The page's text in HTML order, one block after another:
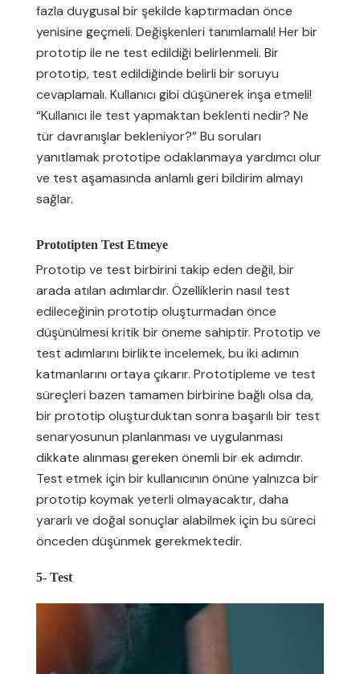
fazla duygusal bir şekilde kaptırmadan önce
yenisine geçmeli. Değişkenleri tanımlamalı! Her bir
prototip ile ne test edildiği belirlenmeli. Bir
prototip, test edildiğinde belirli bir soruyu
cevaplamalı. Kullanıcı gibi düşünerek inşa etmeli!
“Kullanıcı ile test yapmaktan beklenti nedir? Ne
tür davranışlar bekleniyor?” Bu soruları
yanıtlamak prototipe odaklanmaya yardımcı olur
ve test aşamasında anlamlı geri bildirim almayı
sağlar.
Prototipten Test Etmeye
Prototip ve test birbirini takip eden değil, bir
arada atılan adımlardır. Özelliklerin nasıl test
edileceğinin prototip oluşturmadan önce
düşünülmesi kritik bir öneme sahiptir. Prototip ve
test adımlarını birlikte incelemek, bu iki adımın
katmanlarını ortaya çıkarır. Prototipleme ve test
süreçleri bazen tamamen birbirine bağlı olsa da,
bir prototip oluşturduktan sonra başarılı bir test
senaryosunun planlanması ve uygulanması
dikkate alınması gereken önemli bir ek adımdır.
Test etmek için bir kullanıcının önüne yalnızca bir
prototip koymak yeterli olmayacaktır, daha
yararlı ve doğal sonuçlar alabilmek için bu süreci
önceden düşünmek gerekmektedir.
5- Test